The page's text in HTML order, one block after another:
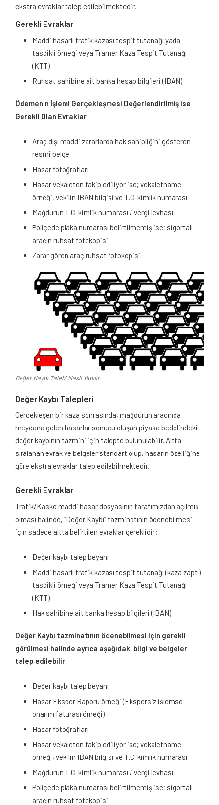
ekstra evraklar talep edilebilmektedir.
Gerekli Evraklar
Maddi hasarlı trafik kazası tespit tutanağı yada
tasdikli örneği veya Tramer Kaza Tespit Tutanağı
(KTT)
Ruhsat sahibine ait banka hesap bilgileri (IBAN)
Ödemenin İşlemi Gerçekleşmesi Değerlendirilmiş ise
Gerekli Olan Evraklar:
Araç dışı maddi zararlarda hak sahipliğini gösteren
resmi belge
Hasar fotoğrafları
Hasar vekaleten takip ediliyor ise; vekaletname
örneği, vekilin IBAN bilgisi ve T.C. kimlik numarası
Mağdurun T.C. kimlik numarası / vergi levhası
Poliçede plaka numarası belirtilmemiş ise; sigortalı
aracın ruhsat fotokopisi
Zarar gören araç ruhsat fotokopisi
Değer Kaybı Talebi Nasil Yapılır
Değer Kaybı Talepleri
Gerçekleşen bir kaza sonrasında, mağdurun aracında
meydana gelen hasarlar sonucu oluşan piyasa bedelindeki
değer kaybının tazmini için talepte bulunulabilir. Altta
sıralanan evrak ve belgeler standart olup, hasarın özelliğine
göre ekstra evraklar talep edilebilmektedir.
Gerekli Evraklar
Trafik/Kasko maddi hasar dosyasının tarafımızdan açılmış
olması halinde, “Değer Kaybı” tazminatının ödenebilmesi
için sadece altta belirtilen evraklar gereklidir:
Değer kaybı talep beyanı
Maddi hasarlı trafik kazası tespit tutanağı (kaza zaptı)
tasdikli örneği veya Tramer Kaza Tespit Tutanağı
(KTT)
Hak sahibine ait banka hesap bilgileri (IBAN)
Değer Kaybı tazminatının ödenebilmesi için gerekli
görülmesi halinde ayrıca aşağıdaki bilgi ve belgeler
talep edilebilir;
Değer kaybı talep beyanı
Hasar Eksper Raporu örneği (Ekspersiz işlemse
onarım faturası örneği)
Hasar fotoğrafları
Hasar vekaleten takip ediliyor ise; vekaletname
örneği, vekilin IBAN bilgisi ve T.C. kimlik numarası
Mağdurun T.C. kimlik numarası / vergi levhası
Poliçede plaka numarası belirtilmemiş ise; sigortalı
aracın ruhsat fotokopisi